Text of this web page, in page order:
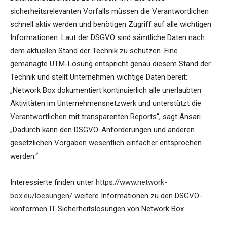
sicherheitsrelevanten Vorfalls müssen die Verantwortlichen
schnell aktiv werden und benötigen Zugriff auf alle wichtigen
Informationen. Laut der DSGVO sind sämtliche Daten nach
dem aktuellen Stand der Technik zu schützen. Eine
gemanagte UTM-Lösung entspricht genau diesem Stand der
Technik und stellt Unternehmen wichtige Daten bereit:
„Network Box dokumentiert kontinuierlich alle unerlaubten
Aktivitäten im Unternehmensnetzwerk und unterstützt die
Verantwortlichen mit transparenten Reports“, sagt Ansari.
„Dadurch kann den DSGVO-Anforderungen und anderen
gesetzlichen Vorgaben wesentlich einfacher entsprochen
werden.“
Interessierte finden unter https://www.network-
box.eu/loesungen/ weitere Informationen zu den DSGVO-
konformen IT-Sicherheitslösungen von Network Box.